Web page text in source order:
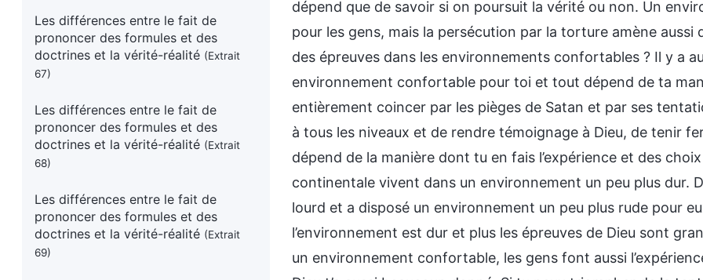
Les différences entre le fait de
prononcer des formules et des
doctrines et la vérité-réalité (Extrait
67)
Les différences entre le fait de
prononcer des formules et des
doctrines et la vérité-réalité (Extrait
68)
Les différences entre le fait de
prononcer des formules et des
doctrines et la vérité-réalité (Extrait
69)